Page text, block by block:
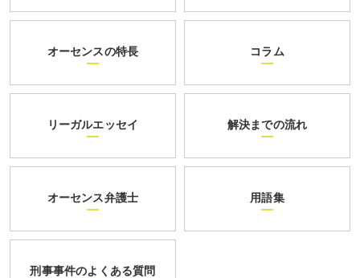
オーセンスの特長 コラム
リーガルエッセイ 解決までの流れ
オーセンス弁護士 用語集
刑事事件のよくある質問